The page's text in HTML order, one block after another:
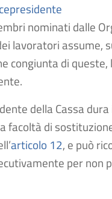
nominati dalle
lavoratori assume,
congiunta di queste,
della Cassa
facoltà di
articolo 12, e può
per non